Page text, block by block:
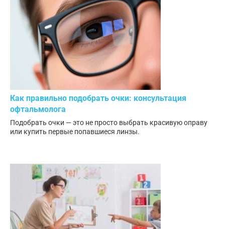
Как правильно подобрать очки: консультация
офтальмолога
Подобрать очки — это не просто выбрать красивую оправу
или купить первые попавшиеся линзы.